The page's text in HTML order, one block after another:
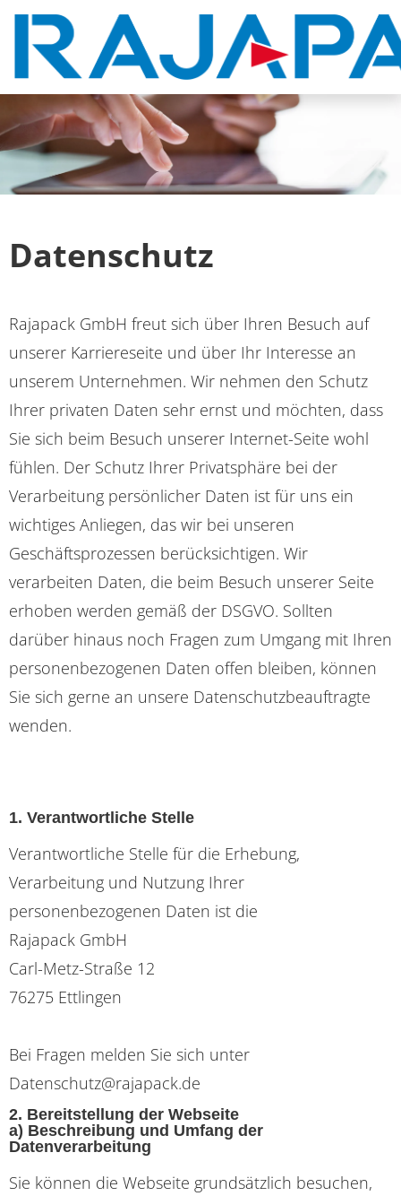
Stellenangebote
Arbeiten bei RAJAPACK
FAQs
Datenschutz
Rajapack GmbH freut sich über Ihren Besuch auf
unserer Karriereseite und über Ihr Interesse an
unserem Unternehmen. Wir nehmen den Schutz
Ihrer privaten Daten sehr ernst und möchten, dass
Sie sich beim Besuch unserer Internet-Seite wohl
fühlen. Der Schutz Ihrer Privatsphäre bei der
Verarbeitung persönlicher Daten ist für uns ein
wichtiges Anliegen, das wir bei unseren
Geschäftsprozessen berücksichtigen. Wir
verarbeiten Daten, die beim Besuch unserer Seite
erhoben werden gemäß der DSGVO. Sollten
darüber hinaus noch Fragen zum Umgang mit Ihren
personenbezogenen Daten offen bleiben, können
Sie sich gerne an unsere Datenschutzbeauftragte
wenden.
1. Verantwortliche Stelle
Verantwortliche Stelle für die Erhebung,
Verarbeitung und Nutzung Ihrer
personenbezogenen Daten ist die
Rajapack GmbH
Carl-Metz-Straße 12
76275 Ettlingen
Bei Fragen melden Sie sich unter
Datenschutz@rajapack.de
2. Bereitstellung der Webseite
a) Beschreibung und Umfang der
Datenverarbeitung
Sie können die Webseite grundsätzlich besuchen,